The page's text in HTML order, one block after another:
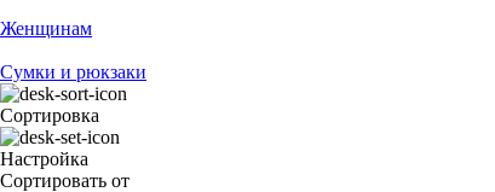
Женщинам
Сумки и рюкзаки
Сортировка
Настройка
Сортировать от